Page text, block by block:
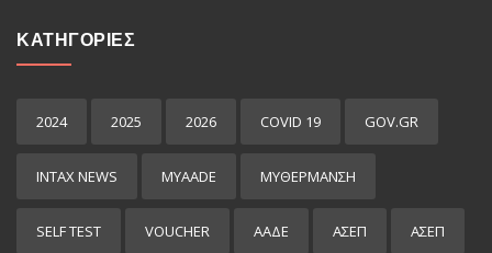
ΚΑΤΗΓΟΡΙΕΣ
2024 2025 2026 COVID 19 GOV.GR
INTAX NEWS MYAADE MYΘΈΡΜΑΝΣΗ
SELF TEST VOUCHER ΑΑΔΕ ΑΣΕΠ ΑΣΕΠ